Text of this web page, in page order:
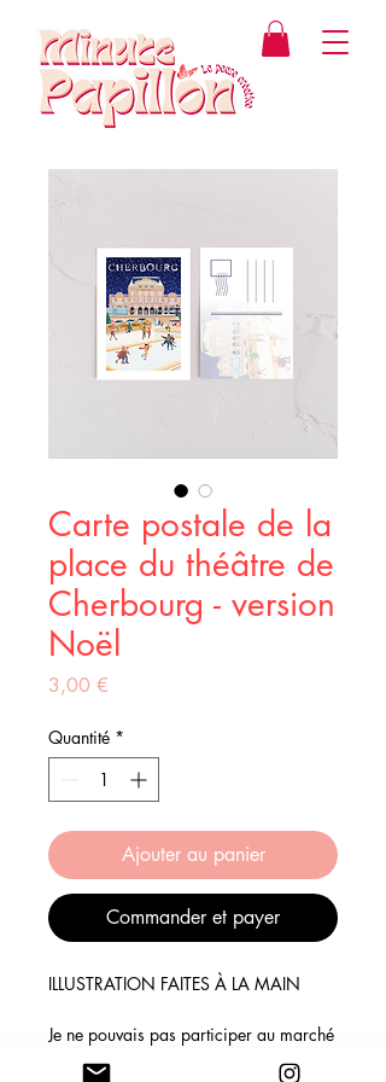
Carte postale de la
place du théâtre de
Cherbourg - version
Noël
3,00 €
Quantité *
Ajouter au panier
Commander et payer
ILLUSTRATION FAITES À LA MAIN
Je ne pouvais pas participer au marché
de Noël de Cherbourg sans y proposer